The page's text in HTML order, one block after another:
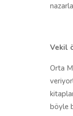
Vekil
Orta
böyle